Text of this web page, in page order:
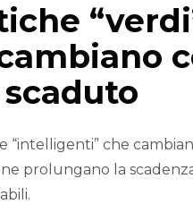
“intelligenti” che
prolungano la